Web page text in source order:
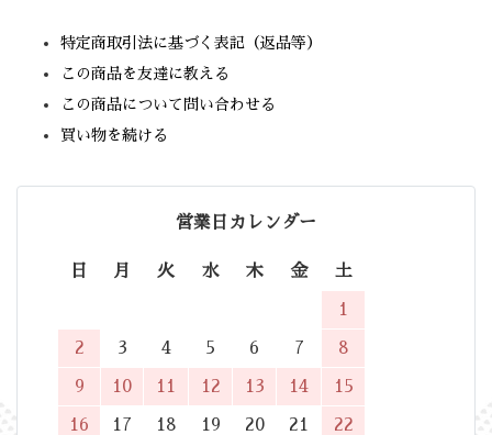
特定商取引法に基づく表記（返品等）
この商品を友達に教える
この商品について問い合わせる
買い物を続ける
営業日カレンダー
日 月 火 水 木 金 土
1
2 3 4 5 6 7 8
9 10 11 12 13 14 15
16 17 18 19 20 21 22